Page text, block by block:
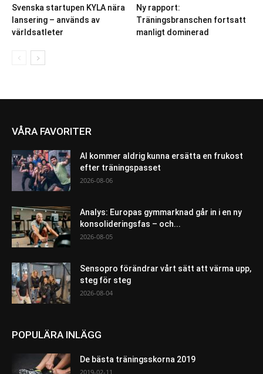
Svenska startupen KYLA nära
lansering – används av
världsatleter
Ny rapport:
Träningsbranschen fortsatt
manligt dominerad
VÅRA FAVORITER
AI kommer aldrig kunna ersätta en frukost
efter träningspasset
2026-08-06
Analys: Europas gymmarknad går in i en ny
konsolideringsfas – och...
2026-08-05
Sensopro förändrar vårt sätt att värma upp,
steg för steg
2026-08-04
POPULÄRA INLÄGG
De bästa träningsskorna 2019
2019-02-11